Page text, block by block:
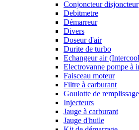
Conjoncteur disjoncteur
Debitmetre
Démarreur
Divers
Doseur d'air
Durite de turbo
Echangeur air
Electrovanne pompe à
Faisceau moteur
Filtre à carburant
Goulotte de remplissage
Injecteurs
Jauge à carburant
Jauge d'huile